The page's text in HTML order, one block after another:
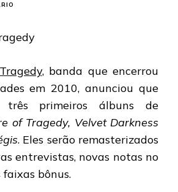
TRAGEDY:
OS
PRIMEIROS
DISCOS
, banda que encerrou
em 2010, anunciou que
três primeiros álbuns de
of Tragedy, Velvet Darkness
. Eles serão remasterizados
entrevistas, novas notas no
bônus.